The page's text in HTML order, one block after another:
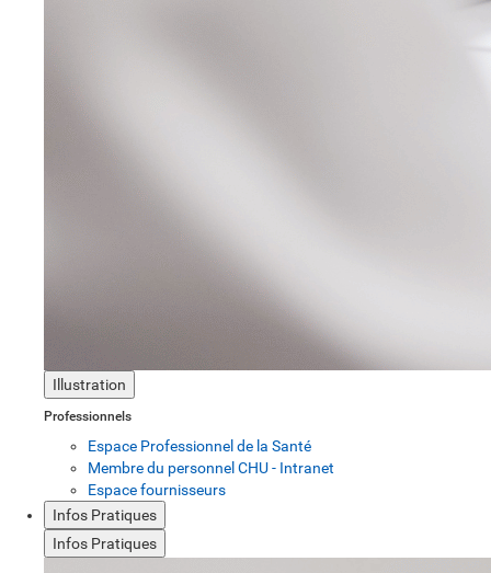
Illustration
Professionnels
Espace Professionnel de la Santé
Membre du personnel CHU - Intranet
Espace fournisseurs
Infos Pratiques
Infos Pratiques